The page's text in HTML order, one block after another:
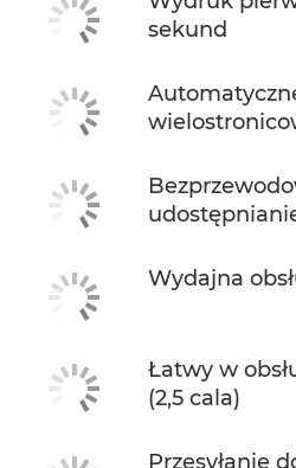
sekund
Wydajna
Łatwy w
(2,5 cala)
Przesyłanie